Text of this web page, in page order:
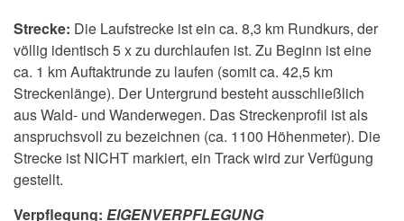
Strecke: Die Laufstrecke ist ein ca. 8,3 km Rundkurs, der
völlig identisch 5 x zu durchlaufen ist. Zu Beginn ist eine
ca. 1 km Auftaktrunde zu laufen (somit ca. 42,5 km
Streckenlänge). Der Untergrund besteht ausschließlich
aus Wald- und Wanderwegen. Das Streckenprofil ist als
anspruchsvoll zu bezeichnen (ca. 1100 Höhenmeter). Die
Strecke ist NICHT markiert, ein Track wird zur Verfügung
gestellt.
Verpflegung: EIGENVERPFLEGUNG